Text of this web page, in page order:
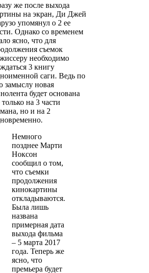
же после выхода
на экран, Ди Джей
упомянул о 2 ее
Однако со временем
ясно, что для
съемок
необходимо
3 книгу
саги. Ведь по
замыслу новая
будет основана
только на 3 части
но и на 2
Немного
позднее Марти
Ноксон
сообщил о том,
что съемки
продолжения
кинокартины
откладываются.
Была лишь
названа
примерная дата
выхода фильма
– 5 марта 2017
года. Теперь же
ясно, что
премьера будет